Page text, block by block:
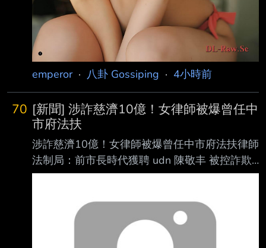
emperor· 八卦 Gossiping · 4小時前
70 [新聞] 涉詐慈濟10億！女律師被爆曾任中
市府法扶
涉詐慈濟10億！女律師被爆曾任中市府法扶律師
法制局：前市長時代獲聘 udn 陳敬丰 被控詐欺
慈濟基金會10.6億元的知名律師陳昱瑄，被爆料
澄清，陳女從未擔任法律顧問，而是曾任法扶律
師，且是前市長林佳龍時代 開始任職，任期從
2016年到2021年，2021年至今都沒有再受